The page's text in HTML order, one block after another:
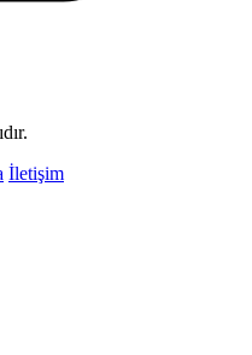
İletişim